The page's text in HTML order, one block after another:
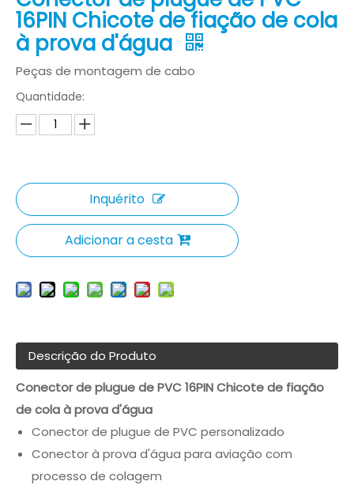
16PIN Chicote de fiação de cola
à prova d'água
Peças de montagem de cabo
Quantidade:
Inquérito
Adicionar a cesta
Descrição do Produto
Conector de plugue de PVC 16PIN Chicote de fiação
de cola à prova d'água
Conector de plugue de PVC personalizado
Conector à prova d'água para aviação com
processo de colagem